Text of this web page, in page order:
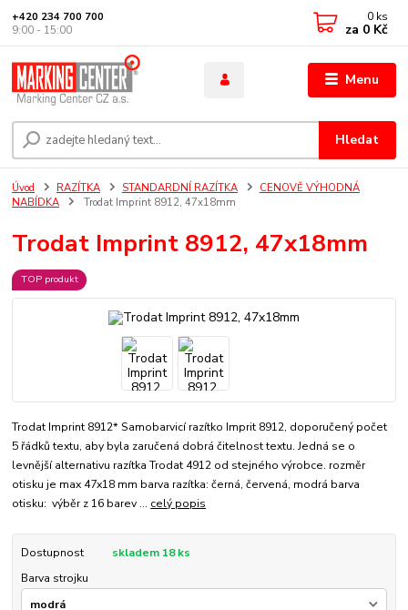
Menu
Hledat
+420 234 700 700
9:00 - 15:00
0 ks
za 0 Kč
Úvod RAZÍTKA STANDARDNÍ RAZÍTKA
CENOVĚ VÝHODNÁ
NABÍDKA
Trodat Imprint 8912, 47x18mm
Trodat Imprint 8912, 47x18mm
TOP produkt
Trodat Imprint 8912* Samobarvicí razítko Imprit 8912, doporučený počet
5 řádků textu, aby byla zaručená dobrá čitelnost textu. Jedná se o
levnější alternativu razítka Trodat 4912 od stejného výrobce. rozměr
otisku je max 47x18 mm barva razítka: černá, červená, modrá barva
otisku: výběr z 16 barev ... celý popis
Dostupnost
skladem 18 ks
Barva strojku